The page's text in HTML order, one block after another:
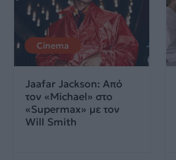
Cinema
Jaafar Jackson: Από
τον «Michael» στο
«Supermax» με τον
Will Smith